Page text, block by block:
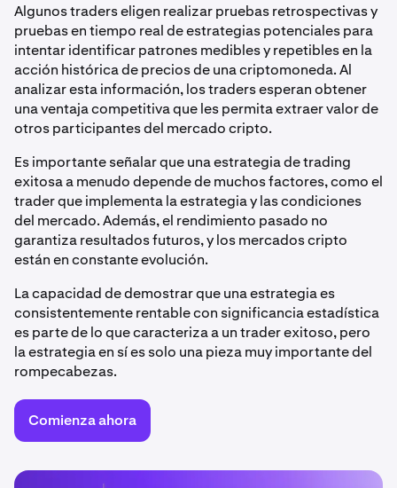
Algunos traders eligen realizar pruebas retrospectivas y
pruebas en tiempo real de estrategias potenciales para
intentar identificar patrones medibles y repetibles en la
acción histórica de precios de una criptomoneda. Al
analizar esta información, los traders esperan obtener
una ventaja competitiva que les permita extraer valor de
otros participantes del mercado cripto.
Es importante señalar que una estrategia de trading
exitosa a menudo depende de muchos factores, como el
trader que implementa la estrategia y las condiciones
del mercado. Además, el rendimiento pasado no
garantiza resultados futuros, y los mercados cripto
están en constante evolución.
La capacidad de demostrar que una estrategia es
consistentemente rentable con significancia estadística
es parte de lo que caracteriza a un trader exitoso, pero
la estrategia en sí es solo una pieza muy importante del
rompecabezas.
Comienza ahora